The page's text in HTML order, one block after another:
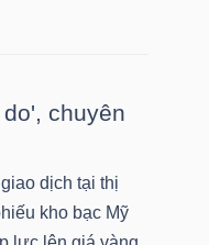
chuyên
dịch tại thị
kho bạc Mỹ